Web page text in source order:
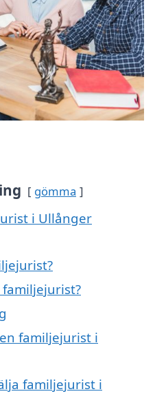
gömma
i Ullånger
familjejurist i
familjejurist i